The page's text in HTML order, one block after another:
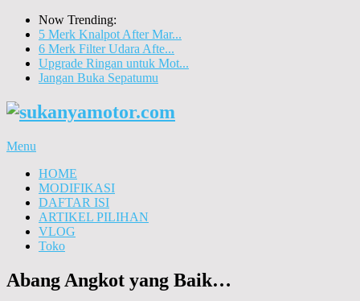
Now Trending:
5 Merk Knalpot After Mar...
6 Merk Filter Udara Afte...
Upgrade Ringan untuk Mot...
Jangan Buka Sepatumu
Menu
HOME
MODIFIKASI
DAFTAR ISI
ARTIKEL PILIHAN
VLOG
Toko
Abang Angkot yang Baik…